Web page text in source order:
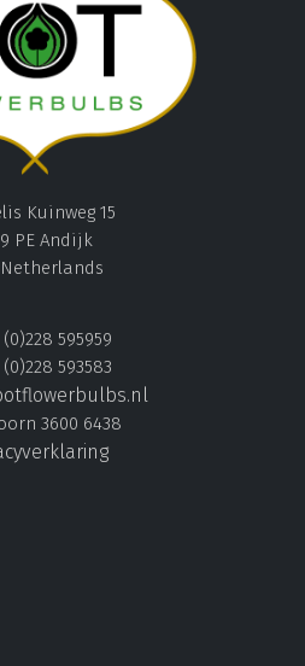
Kuinweg 15
PE Andijk
(0)228 595959
(0)228 593583
3600 6438